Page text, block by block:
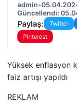
admin•
Güncellendi:
Paylaş: Twitter
Pinterest
Yüksek enflasyon
faiz artışı yapıldı
REKLAM